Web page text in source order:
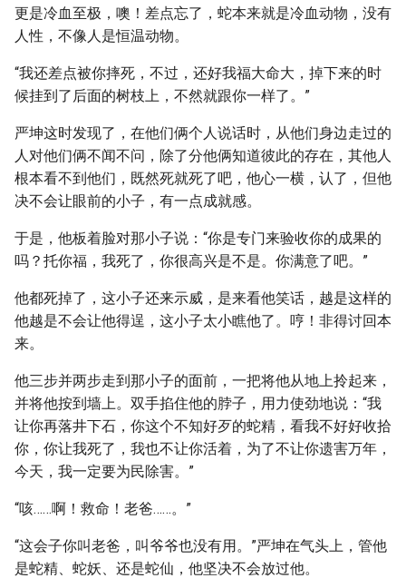
更是冷血至极，噢！差点忘了，蛇本来就是冷血动物，没有
人性，不像人是恒温动物。
“我还差点被你摔死，不过，还好我福大命大，掉下来的时
候挂到了后面的树枝上，不然就跟你一样了。”
严坤这时发现了，在他们俩个人说话时，从他们身边走过的
人对他们俩不闻不问，除了分他俩知道彼此的存在，其他人
根本看不到他们，既然死就死了吧，他心一横，认了，但他
决不会让眼前的小子，有一点成就感。
于是，他板着脸对那小子说：“你是专门来验收你的成果的
吗？托你福，我死了，你很高兴是不是。你满意了吧。”
他都死掉了，这小子还来示威，是来看他笑话，越是这样的
他越是不会让他得逞，这小子太小瞧他了。哼！非得讨回本
来。
他三步并两步走到那小子的面前，一把将他从地上拎起来，
并将他按到墙上。双手掐住他的脖子，用力使劲地说：“我
让你再落井下石，你这个不知好歹的蛇精，看我不好好收拾
你，你让我死了，我也不让你活着，为了不让你遗害万年，
今天，我一定要为民除害。”
“咳……啊！救命！老爸……。”
“这会子你叫老爸，叫爷爷也没有用。”严坤在气头上，管他
是蛇精、蛇妖、还是蛇仙，他坚决不会放过他。